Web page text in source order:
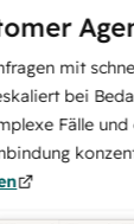
Agent
mit
bei Bedarf,
Fälle und den